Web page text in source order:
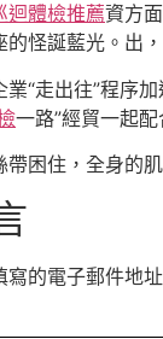
迴體檢推薦資方
的怪誕藍光。出
業“走出往”程序
一路”經貿一起
帶困住，全身的
的電子郵件地